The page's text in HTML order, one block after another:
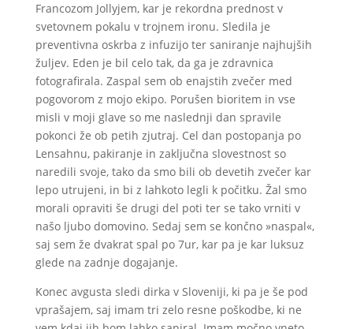
Francozom Jollyjem, kar je rekordna prednost v
svetovnem pokalu v trojnem ironu. Sledila je
preventivna oskrba z infuzijo ter saniranje najhujših
žuljev. Eden je bil celo tak, da ga je zdravnica
fotografirala. Zaspal sem ob enajstih zvečer med
pogovorom z mojo ekipo. Porušen bioritem in vse
misli v moji glave so me naslednji dan spravile
pokonci že ob petih zjutraj. Cel dan postopanja po
Lensahnu, pakiranje in zaključna slovestnost so
naredili svoje, tako da smo bili ob devetih zvečer kar
lepo utrujeni, in bi z lahkoto legli k počitku. Žal smo
morali opraviti še drugi del poti ter se tako vrniti v
našo ljubo domovino. Sedaj sem se končno »naspal«,
saj sem že dvakrat spal po 7ur, kar pa je kar luksuz
glede na zadnje dogajanje.
Konec avgusta sledi dirka v Sloveniji, ki pa je še pod
vprašajem, saj imam tri zelo resne poškodbe, ki ne